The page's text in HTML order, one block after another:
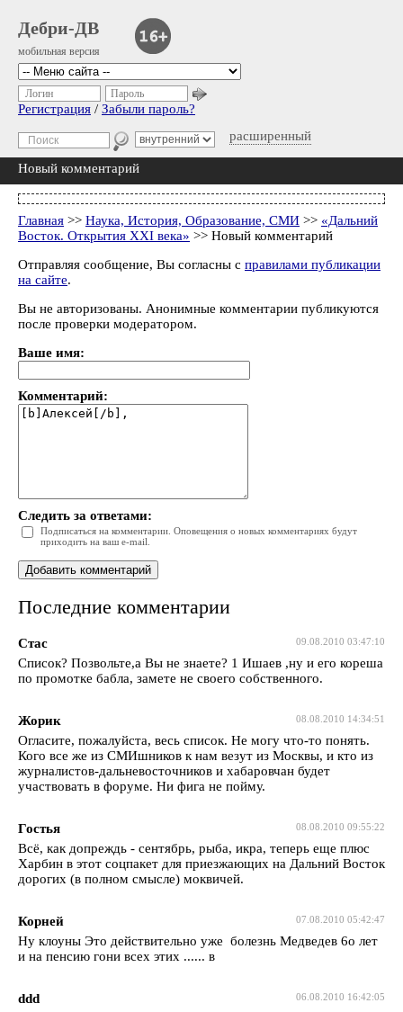
Дебри-ДВ
мобильная версия
расширенный
Логин Пароль
Регистрация / Забыли пароль?
Новый комментарий
Главная >> Наука, История, Образование, СМИ >> «Дальний
Восток. Открытия XXI века» >> Новый комментарий
Отправляя сообщение, Вы согласны с правилами публикации
на сайте.
Вы не авторизованы. Анонимные комментарии публикуются
после проверки модератором.
Ваше имя:
Комментарий:
Следить за ответами:
Подписаться на комментарии. Оповещения о новых комментариях будут
приходить на ваш e-mail.
Последние комментарии
09.08.2010 03:47:10
Стас
Список? Позвольте,а Вы не знаете? 1 Ишаев ,ну и его кореша
по промотке бабла, замете не своего собственного.
08.08.2010 14:34:51
Жорик
Огласите, пожалуйста, весь список. Не могу что-то понять.
Кого все же из СМИшников к нам везут из Москвы, и кто из
журналистов-дальневосточников и хабаровчан будет
участвовать в форуме. Ни фига не пойму.
08.08.2010 09:55:22
Гостья
Всё, как допреждь - сентябрь, рыба, икра, теперь еще плюс
Харбин в этот соцпакет для приезжающих на Дальний Восток
дорогих (в полном смысле) моквичей.
07.08.2010 05:42:47
Корней
Ну клоуны Это действительно уже болезнь Медведев 6о лет
и на пенсию гони всех этих ...... в
06.08.2010 16:42:05
ddd